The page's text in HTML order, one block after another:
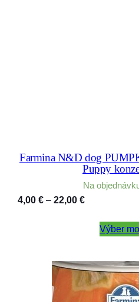
Farmina N&D dog
Puppy
Na
4,00 € – 22,00 €Price
4,00 €Výber